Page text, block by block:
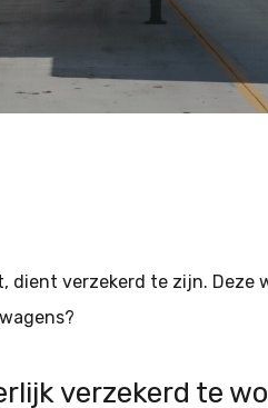
dient verzekerd te zijn. Deze
verzekerd te